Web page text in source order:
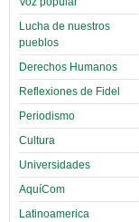
Lucha de nuestros
pueblos
Derechos Humanos
Reflexiones de Fidel
Periodismo
Cultura
Universidades
AquíCom
Latinoamerica